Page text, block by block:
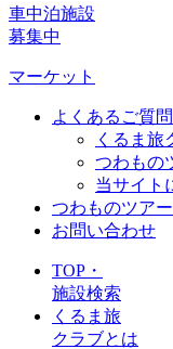
車中泊施設
募集中
マーケット
よくあるご質問
くるま旅
つわもの
当サイト
つわものツアー
お問い合わせ
TOP・
施設検索
くるま旅
クラブとは